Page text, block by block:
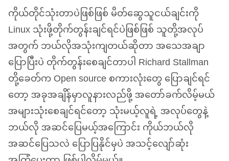
ကိုယ်တိုင်သုံးတာပဲဖြစ်ဖြစ် မိတ်ဆွေသူငယ်ချင်းကို
Linux သုံးဖို့တိုက်တွန်းချင်ရင်ပဲဖြစ်ဖြစ် သူတို့အလုပ်
အတွက် ဘယ်လိုအသုံးကျတယ်ဆိုတာ အသေအချာ
ပြောပြီးပဲ တိုက်တွန်းစေချင်တာပါ Richard Stallman
တို့ခေတ်က Open source စကားလုံးတွေ ပြောချင်ရင်
တော့ အခုအချိန်မှာလူနားလည်ဖို့ အတော်ခက်လိမ့်မယ်
အများသုံးစေချင်ရင်တော့ သုံးမယ့်လူရဲ့ အလုပ်တွေနဲ့
ဘယ်လို အဆင်ပြေမယ့်အကြောင်း ကိုယ်ဘယ်လို
အဆင်ပြေသလဲ ပြောပြနိုင်မှပဲ အသင့်လျော်ဆုံး